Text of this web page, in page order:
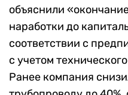
объяснили
наработки до
соответствии с
с учетом
Ранее компания